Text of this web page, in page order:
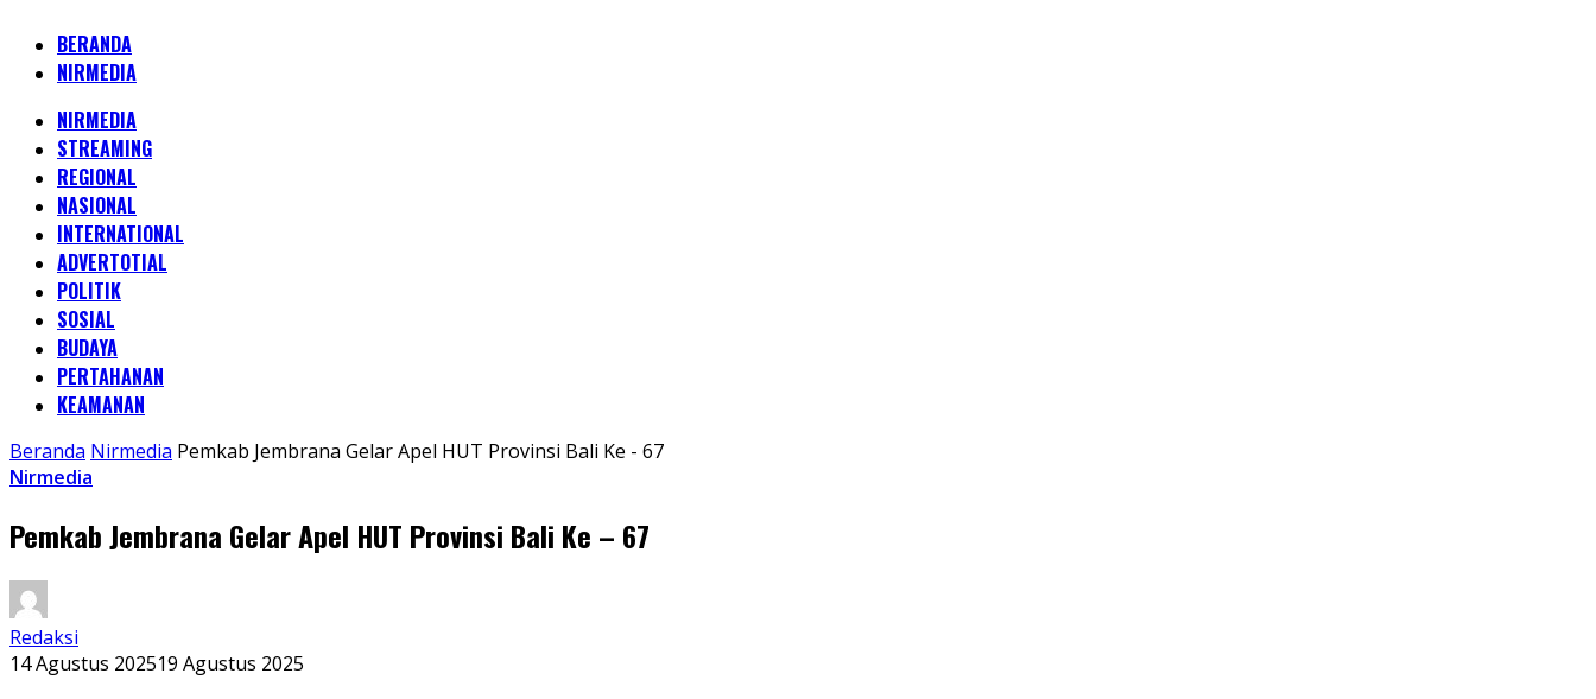
BERANDA
NIRMEDIA
NIRMEDIA
STREAMING
REGIONAL
NASIONAL
INTERNATIONAL
ADVERTOTIAL
POLITIK
SOSIAL
BUDAYA
PERTAHANAN
KEAMANAN
Beranda Nirmedia Pemkab Jembrana Gelar Apel HUT Provinsi Bali Ke - 67
Nirmedia
Pemkab Jembrana Gelar Apel HUT Provinsi Bali Ke – 67
Redaksi
14 Agustus 202519 Agustus 2025